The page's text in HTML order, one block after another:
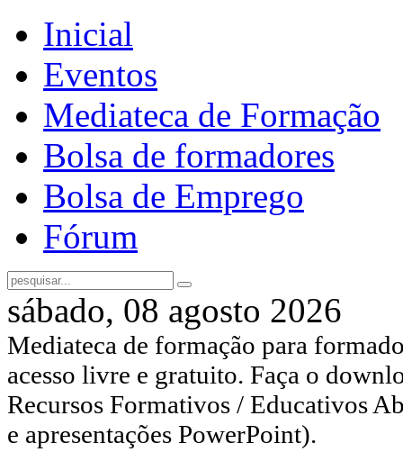
Inicial
Eventos
Mediateca de Formação
Bolsa de formadores
Bolsa de Emprego
Fórum
sábado, 08 agosto 2026
Mediateca de formação para
acesso livre e gratuito. Faça o
Recursos Formativos / Educativos
e apresentações PowerPoint).